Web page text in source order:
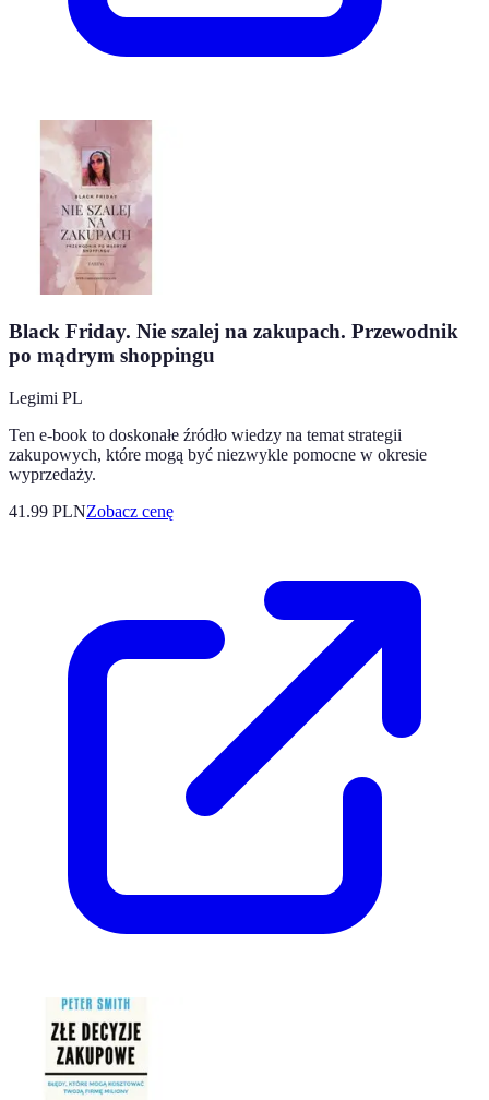
Black Friday. Nie szalej na zakupach. Przewodnik
po mądrym shoppingu
Legimi PL
Ten e-book to doskonałe źródło wiedzy na temat strategii
zakupowych, które mogą być niezwykle pomocne w okresie
wyprzedaży.
41.99 PLNZobacz cenę